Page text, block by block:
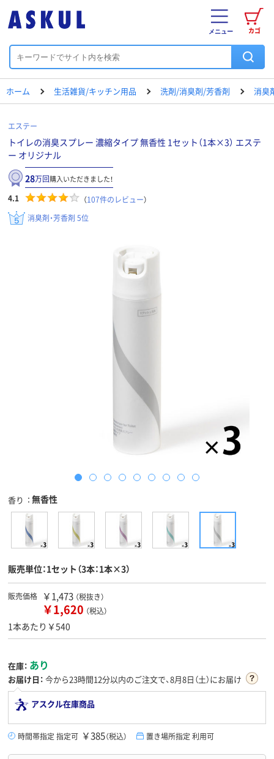
カゴ
メニュー
ホーム 生活雑貨/キッチン用品 洗剤/消臭剤/芳香剤 消臭
エステー
トイレの消臭スプレー 濃縮タイプ 無香性 1セット（1本×3） エステ
ー オリジナル
28万回購入いただきました！
4.1 （107件のレビュー）
消臭剤・芳香剤 5位
香り 無香性
販売単位：1セット（3本：1本×3）
販売価格 ￥1,473 （税抜き）
￥1,620 （税込）
1本あたり￥540
在庫： あり
お届け日： 今から23時間12分以内のご注文で、8月8日（土）にお届け
アスクル在庫商品
時間帯指定 指定可 ￥385（税込） 置き場所指定 利用可